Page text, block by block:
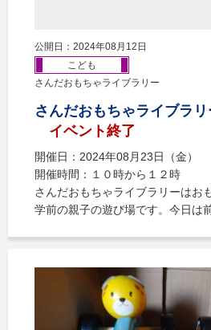
公開日：2024年08月12日
こども
さんだおもちゃライブラリー
さんだおもちゃライブラリ
イベント終了
開催日：2024年08月23日（金）
開催時間：１０時から１２時
さんだおもちゃライブラリーはお
学前の親子の遊び場です。今日は